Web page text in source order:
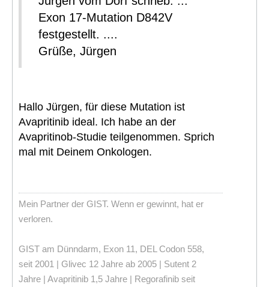
Exon 17-Mutation D842V
festgestellt. ....
Grüße, Jürgen
Hallo Jürgen, für diese Mutation ist
Avapritinib ideal. Ich habe an der
Avapritinob-Studie teilgenommen. Sprich
mal mit Deinem Onkologen.
Mein Partner der GIST. Wenn er gewinnt, hat er
verloren.
GIST am Dünndarm, Exon 11, DEL Codon 558,
seit 2001 | Glivec 12 Jahre ab 2005 | Sutent 2
Jahre | Avapritinib 1,5 Jahre | Regorafinib seit